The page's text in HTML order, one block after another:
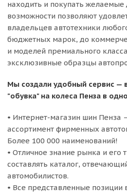
находить и покупать
возможности позволяют
владельцев автотехники
бюджетных марок, до
и моделей премиального
эксклюзивные образцы
Мы создали удобный сервис —
"обувка" на колеса Пенза в
• Интернет-магазин шин Пенза
ассортимент фирменных
Более 100 000 наименований!
• Отличное знание рынка и его
составлять каталог,
автомобилистов.
• Все представленные позиции